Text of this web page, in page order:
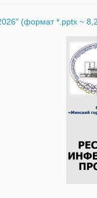
(формат *.pptx ~